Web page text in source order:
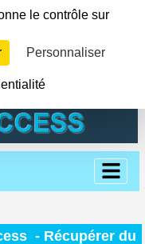
- Récupérer du
le contrôle sur
Personnaliser